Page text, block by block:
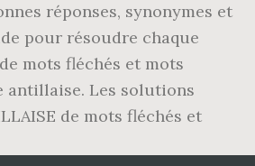
réponses, synonymes et
pour résoudre chaque
mots fléchés et mots
antillaise. Les solutions
de mots fléchés et